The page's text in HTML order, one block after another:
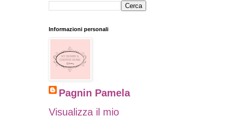
Informazioni personali
Pagnin Pamela
Visualizza il mio